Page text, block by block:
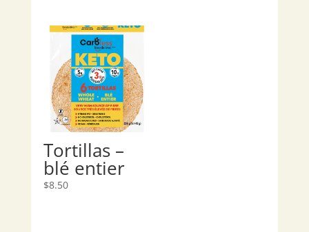
Tortillas –
blé entier
$8.50